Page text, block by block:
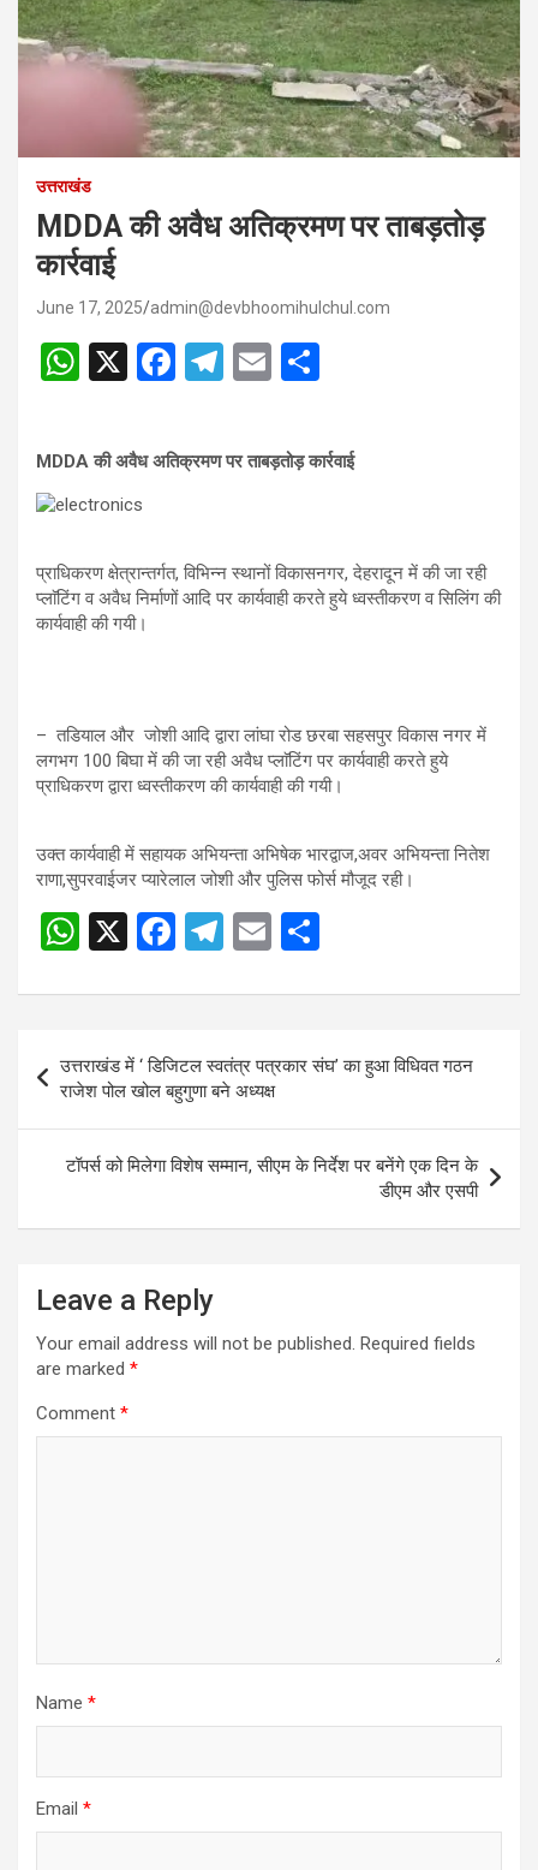
उत्तराखंड
MDDA की अवैध अतिक्रमण पर ताबड़तोड़
कार्रवाई
June 17, 2025 admin@devbhoomihulchul.com
W
at
s
A
p
X
F
b
o
k
T
gr
E
ail
ar
e
MDDA की अवैध अतिक्रमण पर ताबड़तोड़ कार्रवाई
प्राधिकरण क्षेत्रान्तर्गत, विभिन्न स्थानों विकासनगर, देहरादून में की जा रही
प्लाॅटिंग व अवैध निर्माणों आदि पर कार्यवाही करते हुये ध्वस्तीकरण व सिलिंग की
कार्यवाही की गयी।
– तडियाल और जोशी आदि द्वारा लांघा रोड छरबा सहसपुर विकास नगर में
लगभग 100 बिघा में की जा रही अवैध प्लाॅटिंग पर कार्यवाही करते हुये
प्राधिकरण द्वारा ध्वस्तीकरण की कार्यवाही की गयी।
उक्त कार्यवाही में सहायक अभियन्ता अभिषेक भारद्वाज,अवर अभियन्ता नितेश
राणा,सुपरवाईजर प्यारेलाल जोशी और पुलिस फोर्स मौजूद रही।
W
at
A
p
p
X
F
ce
o
o
k
T
e
gr
a
m
E
ail ar
e
navigation
उत्तराखंड में ‘ डिजिटल स्वतंत्र पत्रकार संघ’ का हुआ विधिवत गठन
राजेश पोल खोल बहुगुणा बने अध्यक्ष
टॉपर्स को मिलेगा विशेष सम्मान, सीएम के निर्देश पर बनेंगे एक दिन के
डीएम और एसपी
Leave a Reply
Your email address will not be published. Required fields
are marked *
Comment *
Name *
Email *